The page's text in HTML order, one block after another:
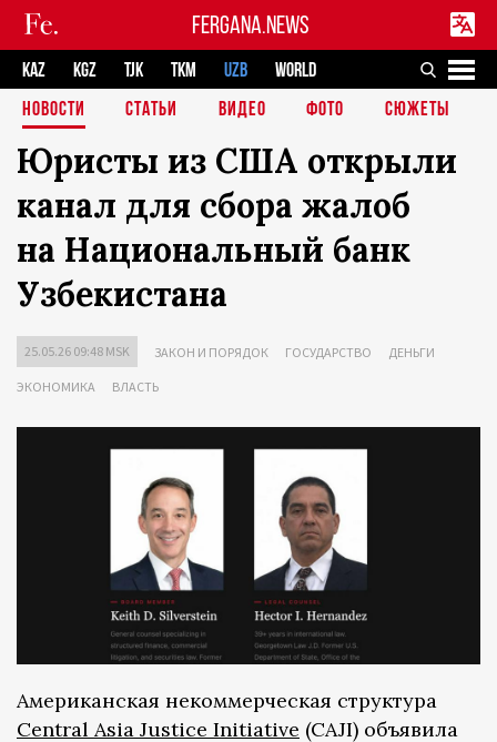
FERGANA.NEWS
KAZ KGZ TJK TKM UZB
WORLD
НОВОСТИ
СТАТЬИ ВИДЕО ФОТО СЮЖЕТЫ
Юристы из США открыли
канал для сбора жалоб
на Национальный банк
Узбекистана
25.05.26 09:48 MSK ЗАКОН И ПОРЯДОК ГОСУДАРСТВО ДЕНЬГИ
ЭКОНОМИКА ВЛАСТЬ
Американская некоммерческая структура
Central Asia Justice Initiative (CAJI) объявила